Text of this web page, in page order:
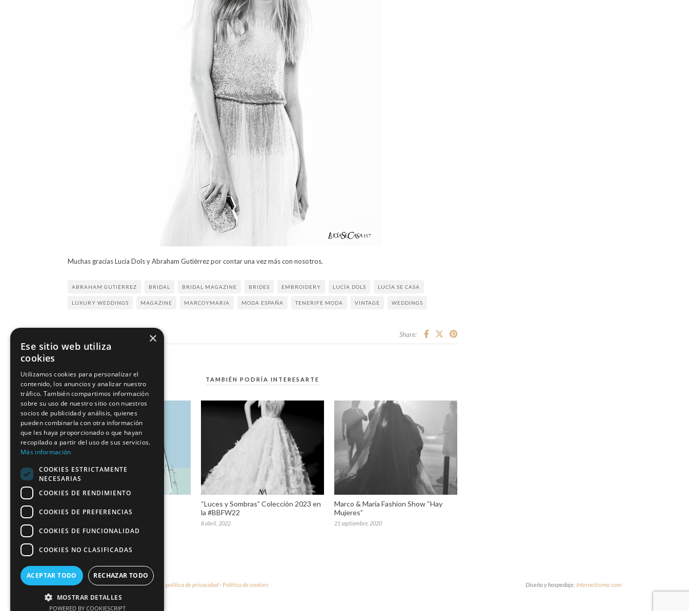
Muchas gracias Lucía Dols y Abraham Gutiérrez por contar una vez más con nosotros.
ABRAHAM GUTIÉRREZ BRIDAL BRIDAL MAGAZINE BRIDES EMBROIDERY LUCÍA DOLS LUCÍA SE CASA
LUXURY WEDDINGS MAGAZINE MARCOYMARIA MODA ESPAÑA TENERIFE MODA VINTAGE WEDDINGS
Share:
TAMBIÉN PODRÍA INTERESARTE
#VBBFW19
“Luces y Sombras” Colección 2023 en
la #BBFW22
8 abril, 2022
Marco & María Fashion Show “Hay
Mujeres”
21 septiembre, 2020
© 2026 - Marco & María -Aviso legal y política de privacidad-Política de cookies Diseño y hospedaje: Internetísimo.com
×
Ese sitio web utiliza
cookies
Utilizamos cookies para personalizar el
contenido, los anuncios y analizar nuestro
tráfico. También compartimos información
sobre su uso de nuestro sitio con nuestros
socios de publicidad y análisis, quienes
pueden combinarla con otra información
que les haya proporcionado o que hayan
recopilado a partir del uso de sus servicios.
Más información
COOKIES ESTRICTAMENTE
NECESARIAS
COOKIES DE RENDIMIENTO
COOKIES DE PREFERENCIAS
COOKIES DE FUNCIONALIDAD
COOKIES NO CLASIFICADAS
ACEPTAR TODO RECHAZAR TODO
MOSTRAR DETALLES
POWERED BY COOKIESCRIPT